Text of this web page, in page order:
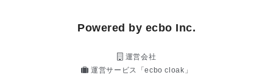
Powered by ecbo Inc.
運営会社
運営サービス「ecbo cloak」